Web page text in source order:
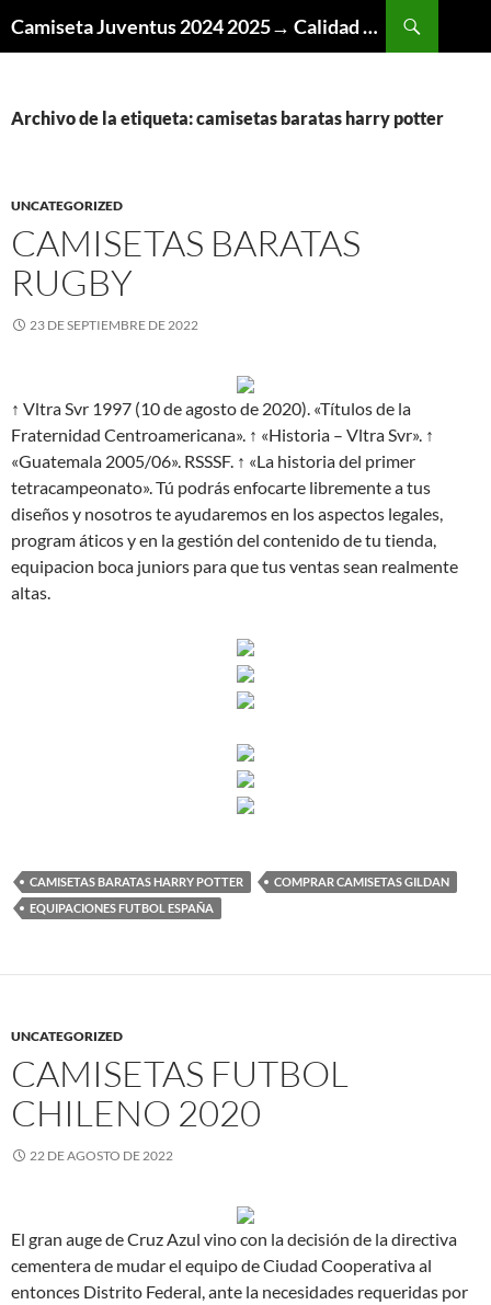
Camiseta Juventus 2024 2025→ Calidad Thai AAA
Archivo de la etiqueta: camisetas baratas harry potter
UNCATEGORIZED
CAMISETAS BARATAS
RUGBY
23 DE SEPTIEMBRE DE 2022
↑ Vltra Svr 1997 (10 de agosto de 2020). «Títulos de la
Fraternidad Centroamericana». ↑ «Historia – Vltra Svr». ↑
«Guatemala 2005/06». RSSSF. ↑ «La historia del primer
tetracampeonato». Tú podrás enfocarte libremente a tus
diseños y nosotros te ayudaremos en los aspectos legales,
program áticos y en la gestión del contenido de tu tienda,
equipacion boca juniors para que tus ventas sean realmente
altas.
CAMISETAS BARATAS HARRY POTTER
COMPRAR CAMISETAS GILDAN
EQUIPACIONES FUTBOL ESPAÑA
UNCATEGORIZED
CAMISETAS FUTBOL
CHILENO 2020
22 DE AGOSTO DE 2022
El gran auge de Cruz Azul vino con la decisión de la directiva
cementera de mudar el equipo de Ciudad Cooperativa al
entonces Distrito Federal, ante la necesidades requeridas por